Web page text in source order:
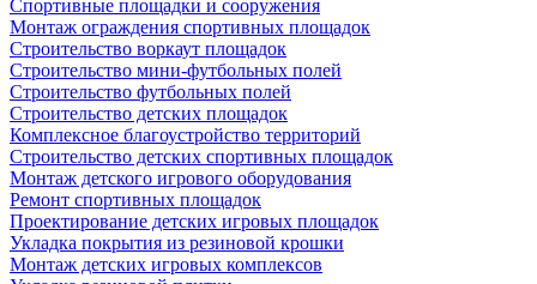
Спортивные площадки и сооружения
Монтаж ограждения спортивных площадок
Строительство воркаут площадок
Строительство мини-футбольных полей
Строительство футбольных полей
Строительство детских площадок
Комплексное благоустройство территорий
Строительство детских спортивных площадок
Монтаж детского игрового оборудования
Ремонт спортивных площадок
Проектирование детских игровых площадок
Укладка покрытия из резиновой крошки
Монтаж детских игровых комплексов